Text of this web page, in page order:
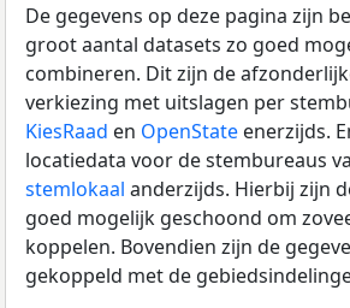
De gegevens op deze pagina zijn
groot aantal datasets zo goed
combineren. Dit zijn de
verkiezing met uitslagen per
KiesRaad en OpenState enerzijds.
locatiedata voor de stembureaus
stemlokaal anderzijds. Hierbij zijn
goed mogelijk geschoond om
koppelen. Bovendien zijn de
gekoppeld met de